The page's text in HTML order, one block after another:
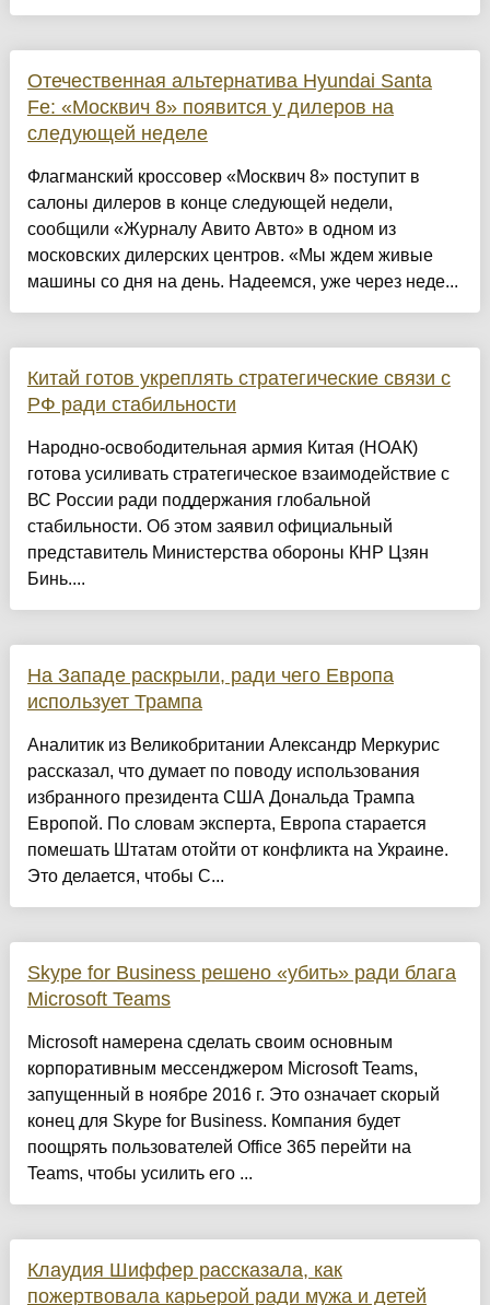
Отечественная альтернатива Hyundai Santa
Fe: «Москвич 8» появится у дилеров на
следующей неделе
Флагманский кроссовер «Москвич 8» поступит в
салоны дилеров в конце следующей недели,
сообщили «Журналу Авито Авто» в одном из
московских дилерских центров. «Мы ждем живые
машины со дня на день. Надеемся, уже через неде...
Китай готов укреплять стратегические связи с
РФ ради стабильности
Народно-освободительная армия Китая (НОАК)
готова усиливать стратегическое взаимодействие с
ВС России ради поддержания глобальной
стабильности. Об этом заявил официальный
представитель Министерства обороны КНР Цзян
Бинь....
На Западе раскрыли, ради чего Европа
использует Трампа
Аналитик из Великобритании Александр Меркурис
рассказал, что думает по поводу использования
избранного президента США Дональда Трампа
Европой. По словам эксперта, Европа старается
помешать Штатам отойти от конфликта на Украине.
Это делается, чтобы С...
Skype for Business решено «убить» ради блага
Microsoft Teams
Microsoft намерена сделать своим основным
корпоративным мессенджером Microsoft Teams,
запущенный в ноябре 2016 г. Это означает скорый
конец для Skype for Business. Компания будет
поощрять пользователей Office 365 перейти на
Teams, чтобы усилить его ...
Клаудия Шиффер рассказала, как
пожертвовала карьерой ради мужа и детей